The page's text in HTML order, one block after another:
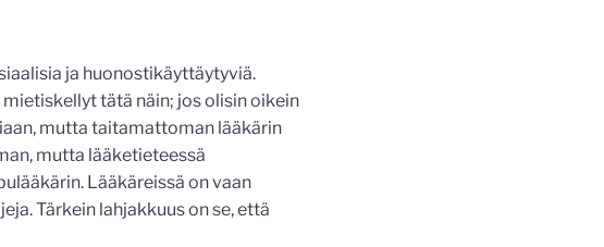
ja huonostikäyttäytyviä.
tätä näin; jos olisin oikein
mutta taitamattoman lääkärin
mutta lääketieteessä
Lääkäreissä on vaan
Tärkein lahjakkuus on se, että